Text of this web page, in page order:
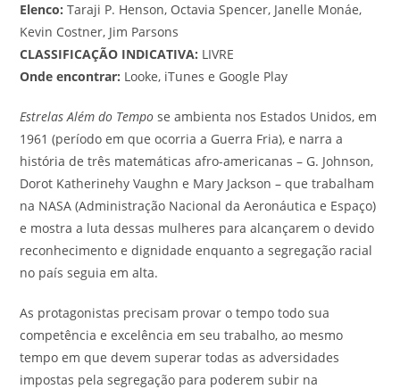
Elenco: Taraji P. Henson, Octavia Spencer, Janelle Monáe,
Kevin Costner, Jim Parsons
CLASSIFICAÇÃO INDICATIVA: LIVRE
Onde encontrar: Looke, iTunes e Google Play
Estrelas Além do Tempo se ambienta nos Estados Unidos, em
1961 (período em que ocorria a Guerra Fria), e narra a
história de três matemáticas afro-americanas – G. Johnson,
Dorot Katherinehy Vaughn e Mary Jackson – que trabalham
na NASA (Administração Nacional da Aeronáutica e Espaço)
e mostra a luta dessas mulheres para alcançarem o devido
reconhecimento e dignidade enquanto a segregação racial
no país seguia em alta.
As protagonistas precisam provar o tempo todo sua
competência e excelência em seu trabalho, ao mesmo
tempo em que devem superar todas as adversidades
impostas pela segregação para poderem subir na